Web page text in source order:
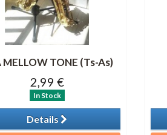
MELLOW TONE (Ts-As)
2,99 €
In Stock
Details